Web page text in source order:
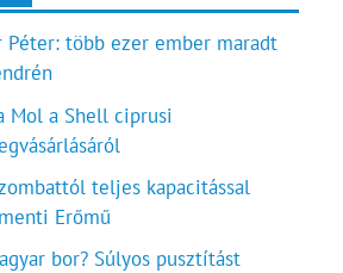
Péter: több ezer ember maradt
Mol a Shell ciprusi
teljes kapacitással
Erőmű
bor? Súlyos pusztítást